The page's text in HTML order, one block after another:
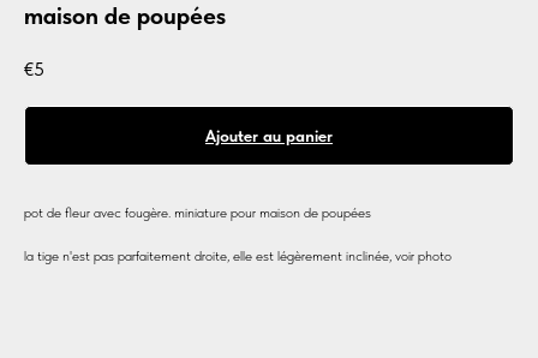
maison de poupées
€5
Ajouter au panier
pot de fleur avec fougère. miniature pour maison de poupées
la tige n'est pas parfaitement droite, elle est légèrement inclinée, voir photo